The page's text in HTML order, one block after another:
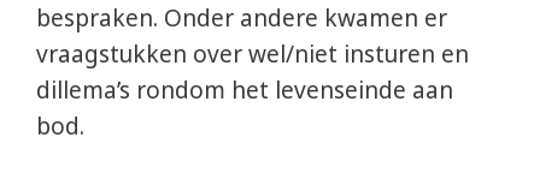
bespraken. Onder andere kwamen er
vraagstukken over wel/niet insturen en
dillema’s rondom het levenseinde aan
bod.